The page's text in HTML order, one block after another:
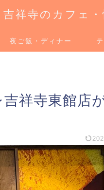
祥寺のカフェ・
夜ご飯・ディナー
祥寺東館店